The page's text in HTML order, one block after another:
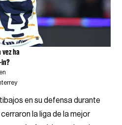
ha
in?
en su defensa durante
la liga de la mejor